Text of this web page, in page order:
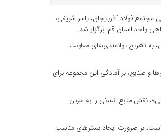
فولاد آذربایجان، یاسر شریفی،
واحد استان قم، برگزار شد.
به تشریح توانمندی‌های معاونت
و صنایع، بر آمادگی این مجموعه برای
نقش منابع انسانی را به عنوان
است، بر ضرورت ایجاد بسترهای مناسب